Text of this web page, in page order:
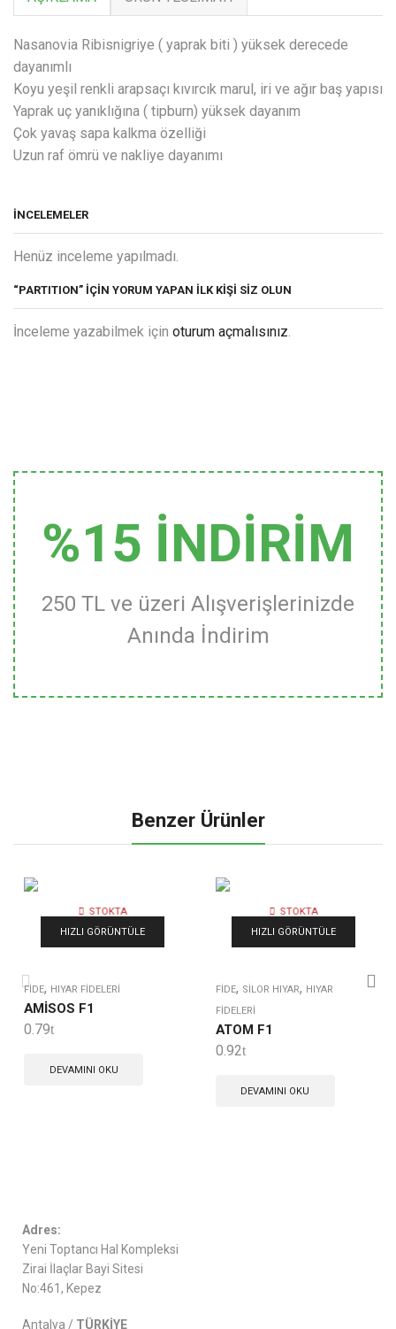
Nasanovia Ribisnigriye ( yaprak biti ) yüksek derecede
dayanımlı
Koyu yeşil renkli arapsaçı kıvırcık marul, iri ve ağır baş yapısı
Yaprak uç yanıklığına ( tipburn) yüksek dayanım
Çok yavaş sapa kalkma özelliği
Uzun raf ömrü ve nakliye dayanımı
İNCELEMELER
Henüz inceleme yapılmadı.
“PARTITION” IÇIN YORUM YAPAN ILK KIŞI SIZ OLUN
İnceleme yazabilmek için oturum açmalısınız.
%15 İNDİRİM
250 TL ve üzeri Alışverişlerinizde
Anında İndirim
Benzer Ürünler
STOKTA
YOK
HIZLI GÖRÜNTÜLE
FIDE, HIYAR FIDELERI
AMİSOS F1
0.79
DEVAMINI OKU
STOKTA
YOK
HIZLI GÖRÜNTÜLE
FIDE, SILOR HIYAR, HIYAR
FIDELERI
ATOM F1
0.92
DEVAMINI OKU
Adres:
Yeni Toptancı Hal Kompleksi
Zirai İlaçlar Bayi Sitesi
No:461, Kepez
Antalya / TÜRKİYE